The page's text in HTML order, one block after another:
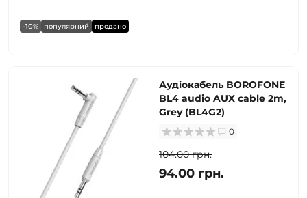
-10% популярний продано
Аудіокабель BOROFONE
BL4 audio AUX cable 2m,
Grey (BL4G2)
0
104.00 грн.
94.00 грн.